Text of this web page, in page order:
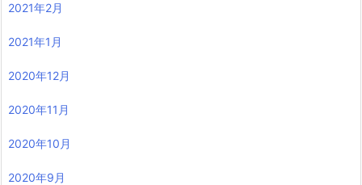
2021年2月
2021年1月
2020年12月
2020年11月
2020年10月
2020年9月